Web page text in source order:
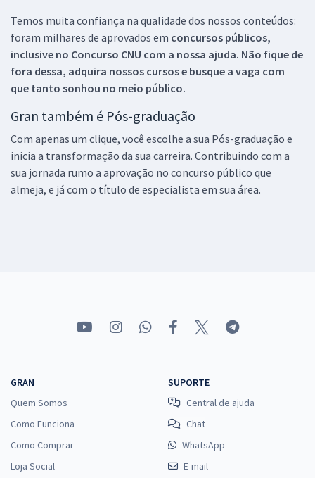
Temos muita confiança na qualidade dos nossos conteúdos:
foram milhares de aprovados em concursos públicos,
inclusive no Concurso CNU com a nossa ajuda. Não fique de
fora dessa, adquira nossos cursos e busque a vaga com
que tanto sonhou no meio público.
Gran também é Pós-graduação
Com apenas um clique, você escolhe a sua Pós-graduação e
inicia a transformação da sua carreira. Contribuindo com a
sua jornada rumo a aprovação no concurso público que
almeja, e já com o título de especialista em sua área.
GRAN
Quem Somos
Como Funciona
Como Comprar
Loja Social
SUPORTE
Central de ajuda
Chat
WhatsApp
E-mail